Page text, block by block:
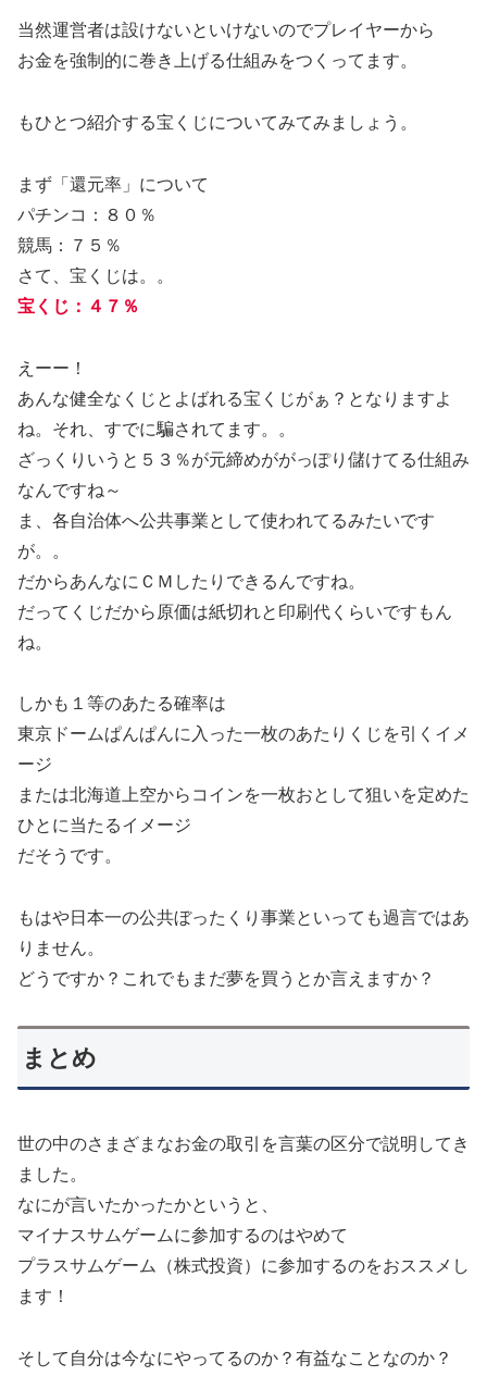
当然運営者は設けないといけないのでプレイヤーから
お金を強制的に巻き上げる仕組みをつくってます。
もひとつ紹介する宝くじについてみてみましょう。
まず「還元率」について
パチンコ：８０％
競馬：７５％
さて、宝くじは。。
宝くじ：４７％
えーー！
あんな健全なくじとよばれる宝くじがぁ？となりますよ
ね。それ、すでに騙されてます。。
ざっくりいうと５３％が元締めががっぽり儲けてる仕組み
なんですね～
ま、各自治体へ公共事業として使われてるみたいです
が。。
だからあんなにＣＭしたりできるんですね。
だってくじだから原価は紙切れと印刷代くらいですもん
ね。
しかも１等のあたる確率は
東京ドームぱんぱんに入った一枚のあたりくじを引くイメ
ージ
または北海道上空からコインを一枚おとして狙いを定めた
ひとに当たるイメージ
だそうです。
もはや日本一の公共ぼったくり事業といっても過言ではあ
りません。
どうですか？これでもまだ夢を買うとか言えますか？
まとめ
世の中のさまざまなお金の取引を言葉の区分で説明してき
ました。
なにが言いたかったかというと、
マイナスサムゲームに参加するのはやめて
プラスサムゲーム（株式投資）に参加するのをおススメし
ます！
そして自分は今なにやってるのか？有益なことなのか？